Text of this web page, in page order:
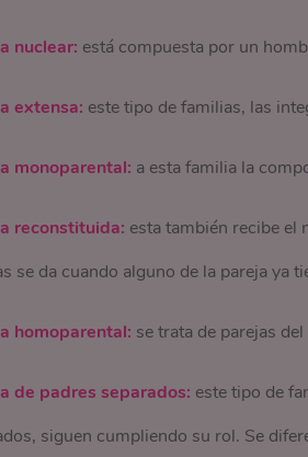
nuclear: está compuesta por un
extensa: este tipo de familias, las
monoparental: a esta familia la
reconstituida: esta también recibe el
se da cuando alguno de la pareja ya
homoparental: se trata de parejas
de padres separados: este tipo de
siguen cumpliendo su rol. Se